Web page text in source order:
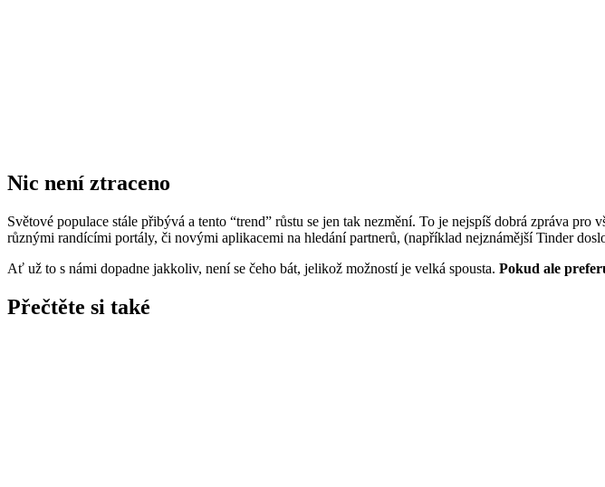
Nic není ztraceno
Světové populace stále přibývá a tento “trend” růstu se jen tak nezmění. To je nejspíš dobrá zpráva
různými randícími portály, či novými aplikacemi na hledání partnerů, (například nejznámější Tinder
Ať už to s námi dopadne jakkoliv, není se čeho bát, jelikož možností je velká spousta. Pokud ale
Přečtěte si také